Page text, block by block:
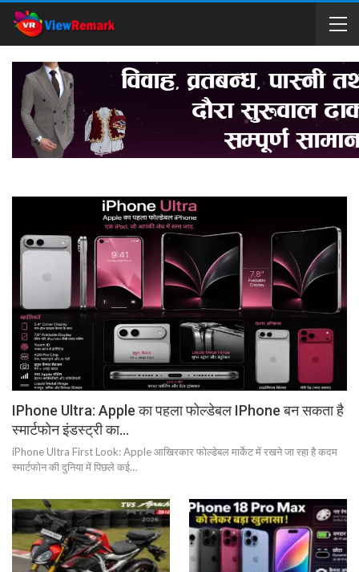
IPhone Ultra: Apple का पहला फोल्डेबल IPhone बन सकता है
स्मार्टफोन इंडस्ट्री का…
iPhone Ultra First Look: Apple आखिरकार फोल्डेबल मार्केट में रखने जा रहा है कदम
स्मार्टफोन की दुनिया में पिछले कई…